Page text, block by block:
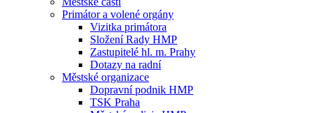
Primátor a volené orgány
Vizitka primátora
Složení Rady HMP
Zastupitelé hl. m. Prahy
Dotazy na radní
Městské organizace
Dopravní podnik HMP
TSK Praha